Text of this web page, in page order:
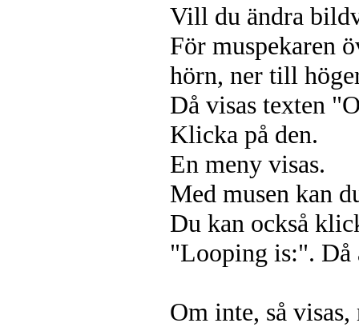
Vill du ändra
För muspekaren
hörn, ner till
Då visas texten
Klicka på den.
En meny visas.
Med musen kan
Du kan också
"Looping is:".
Om inte, så